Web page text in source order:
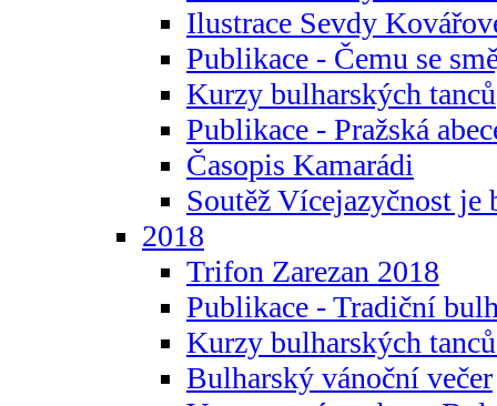
Ilustrace Sevdy
Publikace - Čemu se
Kurzy bulharských tanců
Publikace - Pražská
Časopis Kamarádi
Soutěž Vícejazyčnost je
2018
Trifon Zarezan 2018
Publikace - Tradiční
Kurzy bulharských
Bulharský vánoční večer